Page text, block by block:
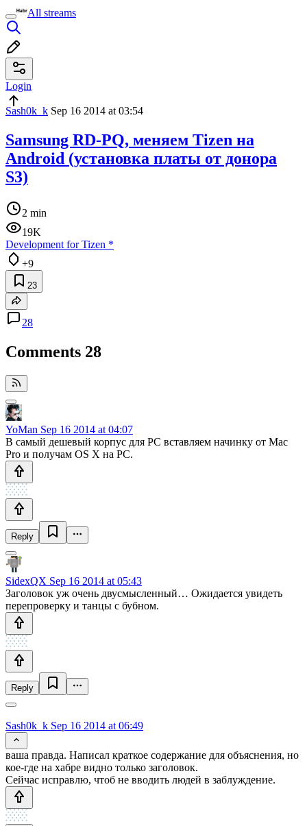
All streams
Login
Sash0k_k Sep 16 2014 at 03:54
Samsung RD-PQ, меняем Tizen на
Android (установка платы от донора
S3)
2 min
19K
Development for Tizen *
+9
23
28
Comments 28
YoMan Sep 16 2014 at 04:07
В самый дешевый корпус для PC вставляем начинку от Mac
Pro и получам OS X на PC.
Reply
SidexQX Sep 16 2014 at 05:43
Заголовок уж очень двусмысленный… Ожидается увидеть
перепроверку и танцы с бубном.
Reply
Sash0k_k Sep 16 2014 at 06:49
ваша правда. Написал краткое содержание для объяснения, но
кое-где на хабре видно только заголовок.
Сейчас исправлю, чтоб не вводить людей в заблуждение.